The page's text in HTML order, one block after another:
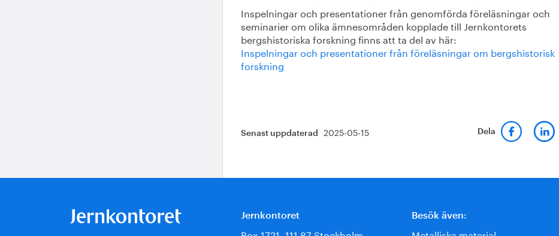
Inspelningar och presentationer från genomförda föreläsningar och
seminarier om olika ämnesområden kopplade till Jernkontorets
bergshistoriska forskning finns att ta del av här:
Inspelningar och presentationer från föreläsningar om bergshistorisk
forskning
Senast uppdaterad 2025-05-15 Dela
Jernkontoret Besök även: